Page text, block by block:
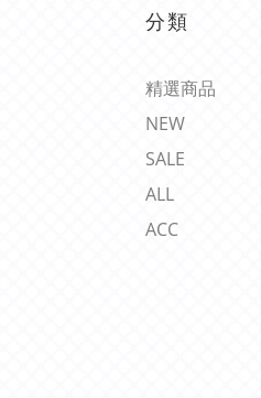
分類
精選商品
NEW
SALE
ALL
ACC